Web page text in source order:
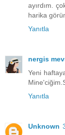
ayırdım.
harika
Yanıtla
nergis
Yeni
Yanıtla
Unknown